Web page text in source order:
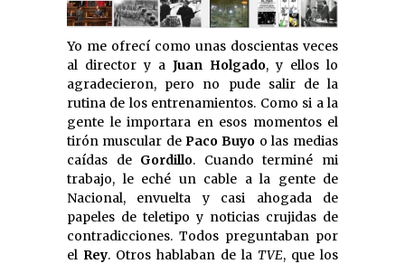
Yo me ofrecí como unas doscientas veces
al director y a Juan Holgado, y ellos lo
agradecieron, pero no pude salir de la
rutina de los entrenamientos. Como si a la
gente le importara en esos momentos el
tirón muscular de Paco Buyo o las medias
caídas de Gordillo. Cuando terminé mi
trabajo, le eché un cable a la gente de
Nacional, envuelta y casi ahogada de
papeles de teletipo y noticias crujidas de
contradicciones. Todos preguntaban por
el Rey. Otros hablaban de la TVE, que los